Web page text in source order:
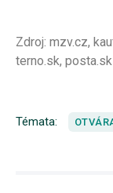
Zdroj: mzv.cz,
terno.sk, posta.sk
Témata: